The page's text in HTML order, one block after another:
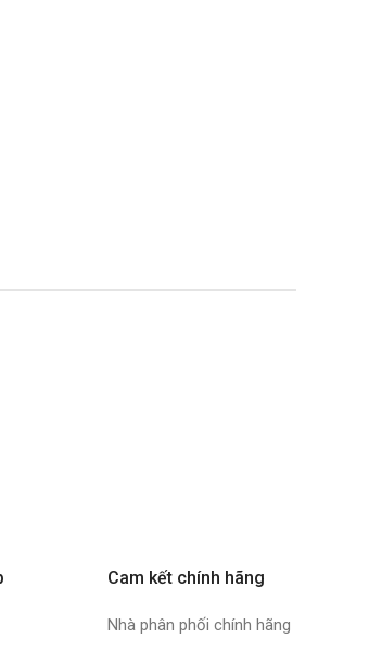
Cam kết chính hãng
Nhà phân phối chính hãng